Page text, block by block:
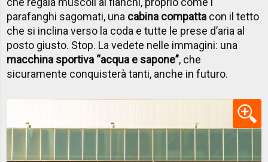
parafanghi sagomati, una cabina compatta con il tetto
che si inclina verso la coda e tutte le prese d’aria al
posto giusto. Stop. La vedete nelle immagini: una
macchina sportiva “acqua e sapone”, che
sicuramente conquisterà tanti, anche in futuro.